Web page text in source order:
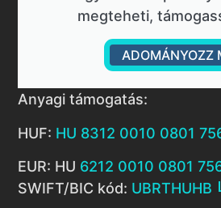
megteheti,
ADOMÁNYOZZ
Anyagi támogatás:
HUF: HU 8312 0010 0801
EUR: HU 6212 0010 0801
SWIFT/BIC kód: UBRTHUHB